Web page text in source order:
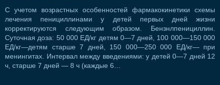
С учетом возрастных особенностей фармакокинетики схемы
лечения пенициллинами у детей первых дней жизни
корректируются следующим образом. Бензнлпенициллин.
Суточная доза: 50 000 ЕД/кг детям 0—7 дней, 100 000—150 000
ЕД/кг—детям старше 7 дней, 150 000—250 000 ЕД/кг— при
менингитах. Интервал между введениями: у детей 0—7 дней 12
ч, старше 7 дней — 8 ч (каждые 6…